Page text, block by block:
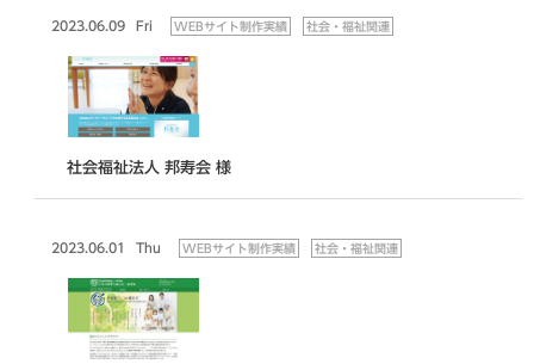
2023.06.09 Fri WEBサイト制作実績 社会・福祉関連
社会福祉法人 邦寿会 様
2023.06.01 Thu WEBサイト制作実績 社会・福祉関連